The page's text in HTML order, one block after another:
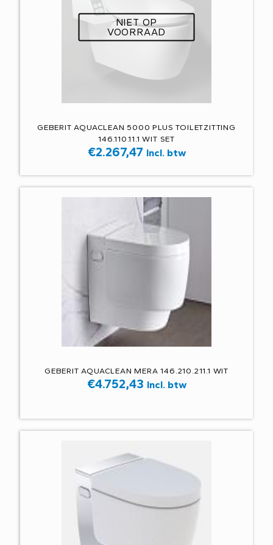
NIET OP
VOORRAAD
GEBERIT AQUACLEAN 5000 PLUS TOILETZITTING
146.110.11.1 WIT SET
€2.267,47 Incl. btw
GEBERIT AQUACLEAN MERA 146.210.211.1 WIT
€4.752,43 Incl. btw